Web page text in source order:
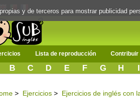
Lista de reproducción Contribuir
B C D E F G H I
> Ejercicios > Ejercicios de inglés con
y de terceros para mostrar publicidad